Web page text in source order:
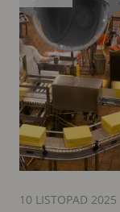
10 LISTOPAD 2025